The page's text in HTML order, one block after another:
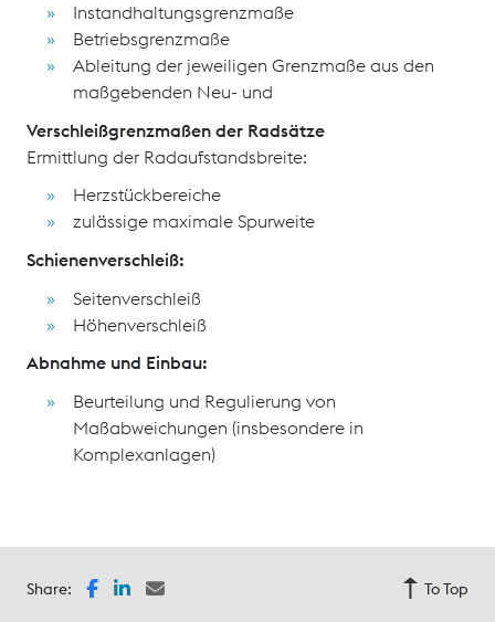
Instandhaltungsgrenzmaße
Betriebsgrenzmaße
Ableitung der jeweiligen Grenzmaße aus den
maßgebenden Neu- und
Verschleißgrenzmaßen der Radsätze
Ermittlung der Radaufstandsbreite:
Herzstückbereiche
zulässige maximale Spurweite
Schienenverschleiß:
Seitenverschleiß
Höhenverschleiß
Abnahme und Einbau:
Beurteilung und Regulierung von
Maßabweichungen (insbesondere in
Komplexanlagen)
Share: To Top